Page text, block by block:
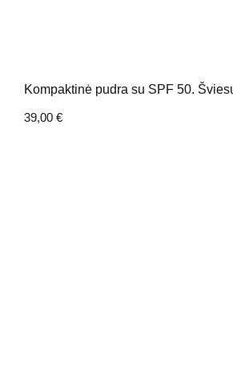
Kompaktinė pudra su SPF 50.
39,00 €